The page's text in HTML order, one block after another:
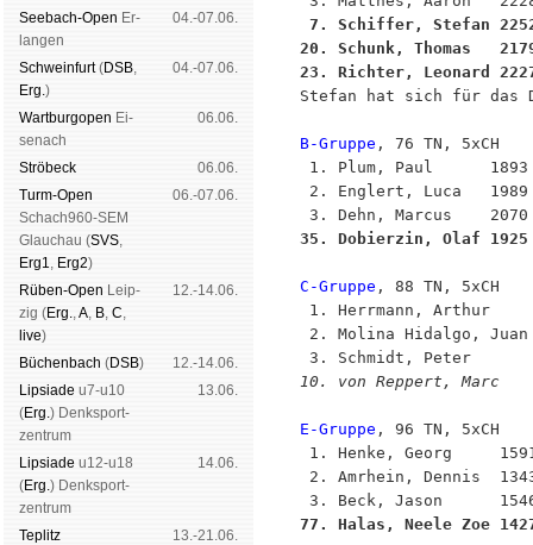
See­bach-Open Er­
lan­gen
04.-07.06.
Schwein­furt(DSB,
Erg.)
04.-07.06.
Wart­burg­open Ei­
se­nach
06.06.
Strö­beck
06.06.
Turm-Open
Schach960-SEM
Glau­chau (SVS,
Erg1, Erg2)
06.-07.06.
Rüben-Open Leip­
zig (Erg.,A, B, C,
live)
12.-14.06.
Büchen­bach (DSB)
12.-14.06.
Lipsiade u7-u10
(Erg.) Denk­sport­
zen­trum
13.06.
Lipsiade u12-u18
(Erg.) Denk­sport­
zen­trum
14.06.
Tep­litz
13.-21.06.
7. Schiffer, Stefan
20. Schunk, Thomas
23. Richter, Leonard
Stefan hat sich für
B-Gruppe , 76 TN, 5xCH
1. Plum, Paul
2. Englert, Luca
35. Dobierzin, Olaf
C-Gruppe , 88 TN, 5xCH
1. Herrmann, Arthur
2. Molina Hidalgo,
10. von Reppert, Marc
E-Gruppe , 96 TN, 5xCH
1. Henke, Georg     1591
2. Amrhein, Dennis
77. Halas, Neele Zoe